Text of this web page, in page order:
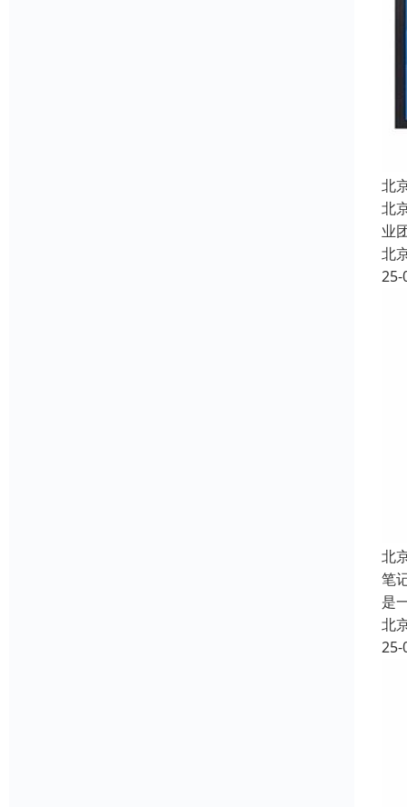
北
北
业
北
25-
北
笔
是
北
25-